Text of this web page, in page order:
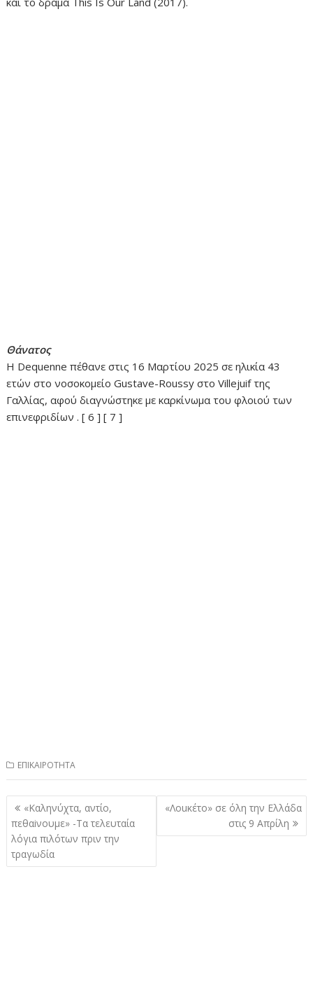
Θάνατος
Η Dequenne πέθανε στις 16 Μαρτίου 2025 σε ηλικία 43
ετών στο νοσοκομείο Gustave-Roussy στο Villejuif της
Γαλλίας, αφού διαγνώστηκε με καρκίνωμα του φλοιού των
επινεφριδίων . [ 6 ] [ 7 ]
ΕΠΙΚΑΙΡΟΤΗΤΑ
Πλοήγηση
άρθρων
«Καληνύχτα, αντίο,
πεθαiνουμε» -Τα τελευταία
λόγια πιλότων πριν την
τραγωδία
«Λouκέτo» σε όλη την Ελλάδα
στις 9 Απρίλη